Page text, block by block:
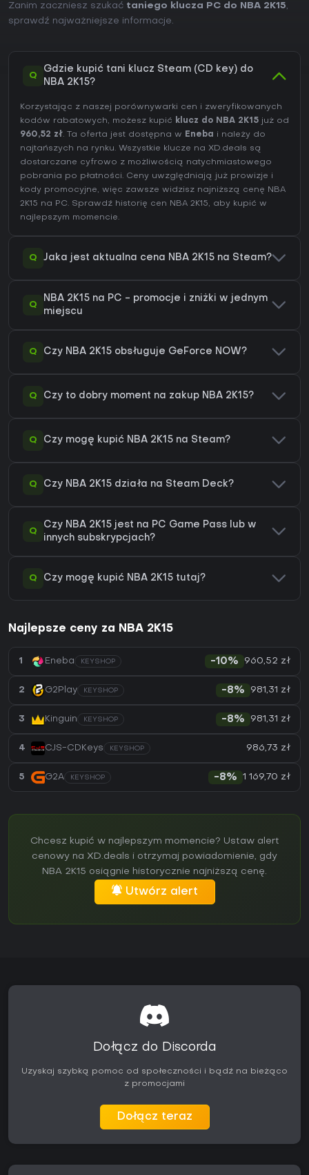
Zanim zaczniesz szukać taniego klucza PC do NBA 2K15,
sprawdź najważniejsze informacje.
Q
Gdzie kupić tani klucz Steam (CD key) do
NBA 2K15?
Korzystając z naszej porównywarki cen i zweryfikowanych
kodów rabatowych, możesz kupić klucz do NBA 2K15 już od
960,52 zł. Ta oferta jest dostępna w Eneba i należy do
najtańszych na rynku. Wszystkie klucze na XD.deals są
dostarczane cyfrowo z możliwością natychmiastowego
pobrania po płatności. Ceny uwzględniają już prowizje i
kody promocyjne, więc zawsze widzisz najniższą cenę NBA
2K15 na PC. Sprawdź historię cen NBA 2K15, aby kupić w
najlepszym momencie.
Q Jaka jest aktualna cena NBA 2K15 na Steam?
Q
NBA 2K15 na PC - promocje i zniżki w jednym
miejscu
Q Czy NBA 2K15 obsługuje GeForce NOW?
Q Czy to dobry moment na zakup NBA 2K15?
Q Czy mogę kupić NBA 2K15 na Steam?
Q Czy NBA 2K15 działa na Steam Deck?
Q
Czy NBA 2K15 jest na PC Game Pass lub w
innych subskrypcjach?
Q Czy mogę kupić NBA 2K15 tutaj?
Najlepsze ceny za NBA 2K15
1 Eneba KEYSHOP -10% 960,52 zł
2 G2Play KEYSHOP -8% 981,31 zł
3 Kinguin KEYSHOP -8% 981,31 zł
4 CJS-CDKeys KEYSHOP 986,73 zł
5 G2A KEYSHOP -8% 1 169,70 zł
Chcesz kupić w najlepszym momencie? Ustaw alert
cenowy na XD.deals i otrzymaj powiadomienie, gdy
NBA 2K15 osiągnie historycznie najniższą cenę.
Utwórz alert
Dołącz do Discorda
Uzyskaj szybką pomoc od społeczności i bądź na bieżąco
z promocjami
Dołącz teraz